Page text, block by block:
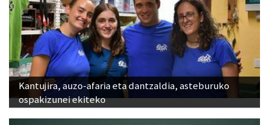
Kantujira, auzo-afaria eta dantzaldia, asteburuko
ospakizunei ekiteko